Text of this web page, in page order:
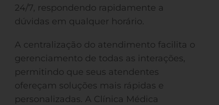
24/7, respondendo rapidamente a
dúvidas em qualquer horário.
A centralização do atendimento facilita o
gerenciamento de todas as interações,
permitindo que seus atendentes
ofereçam soluções mais rápidas e
personalizadas. A Clínica Médica